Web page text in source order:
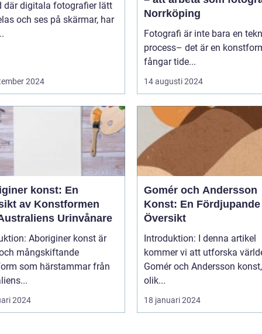
där digitala fotografier lätt
och ses på skärmar, har
2024
Norrköping
Fotografi är inte bara en
process– det är en
fångar tide...
14 augusti 2024
konst: En
av Konstformen
Urinvånare
Aboriginer konst är
mångskiftande
som härstammar från
2024
Gomér och Andersson
Konst: En Fördjupande
Översikt
Introduktion: I denna artikel
kommer vi att utforska
Gomér och Andersson
olik...
18 januari 2024